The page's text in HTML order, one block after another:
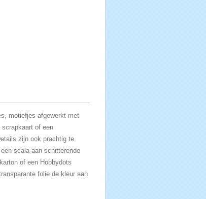
motiefjes afgewerkt met
of een
zijn ook prachtig te
scala aan schitterende
of een Hobbydots
folie de kleur aan